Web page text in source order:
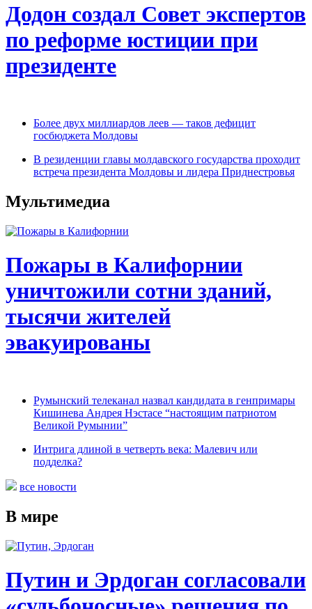
Додон создал Совет экспертов
по реформе юстиции при
президенте
Более двух миллиардов леев — таков дефицит
госбюджета Молдовы
В резиденции главы молдавского государства проходит
встреча президента Молдовы и лидера Приднестровья
Мультимедиа
Пожары в Калифорнии
уничтожили сотни зданий,
тысячи жителей
эвакуированы
Румынский телеканал назвал кандидата в генпримары
Кишинева Андрея Нэстасе “настоящим патриотом
Великой Румынии”
Интрига длиной в четверть века: Малевич или
подделка?
все новости
В мире
Путин и Эрдоган согласовали